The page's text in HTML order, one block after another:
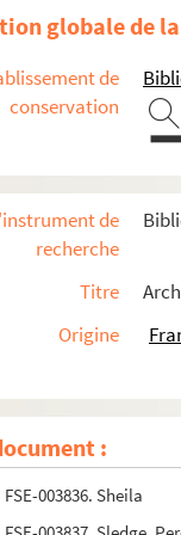
globale de
de
conservation
de
recherche
Titre
Origine
:
FSE-003826. Nougaro,
FSE-003828. Ornano,
FSE-003829. Petit,
FSE-003831. Power,
FSE-003832. Régine
FSE-003833.
FSE-003834. Saragat,
FSE-003835. Seigner,
FSE-003836. Sheila